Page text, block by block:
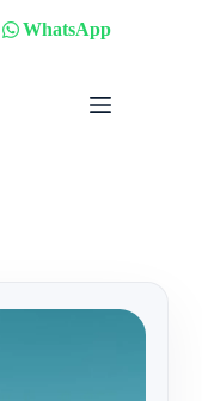
WhatsApp